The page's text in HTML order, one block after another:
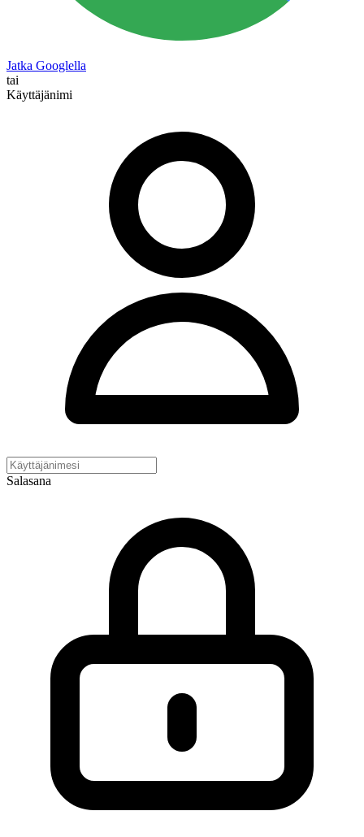
Jatka Googlella
tai
Käyttäjänimi
Salasana